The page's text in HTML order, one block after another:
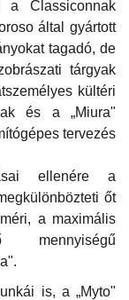
a Classiconnak
által gyártott
tagadó, de
tárgyak
kültéri
és a „Miura"
tervezés
ellenére a
őt
a maximális
mennyiségű
is, a „Myto"